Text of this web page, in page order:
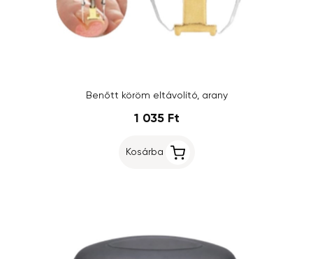
Benőtt köröm eltávolító, arany
1 035 Ft
Kosárba